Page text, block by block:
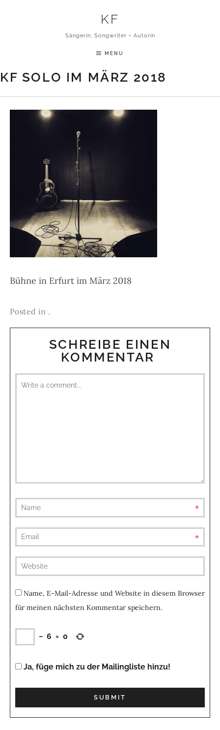
KF
Sängerin, Songwriter + Autorin
MENU
KF SOLO IM MÄRZ 2018
Bühne in Erfurt im März 2018
Posted in .
SCHREIBE EINEN
KOMMENTAR
Name, E-Mail-Adresse und Website in diesem Browser
für meinen nächsten Kommentar speichern.
− 6 = 0
Ja, füge mich zu der Mailingliste hinzu!